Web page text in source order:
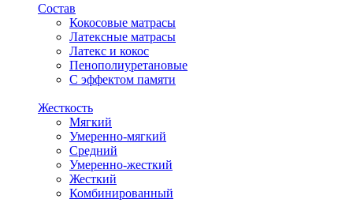
Состав
Кокосовые матрасы
Латексные матрасы
Латекс и кокос
Пенополиуретановые
С эффектом памяти
Жесткость
Мягкий
Умеренно-мягкий
Средний
Умеренно-жесткий
Жесткий
Комбинированный